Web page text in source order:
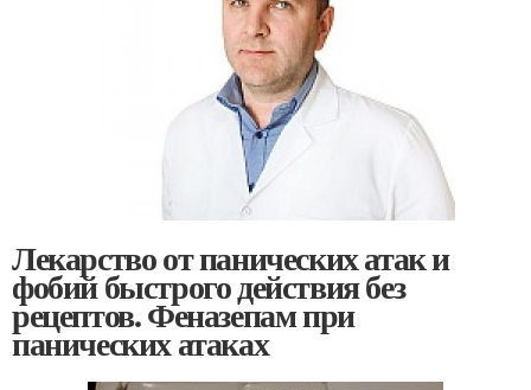
Лекарство от панических атак и
фобий быстрого действия без
рецептов. Феназепам при
панических атаках